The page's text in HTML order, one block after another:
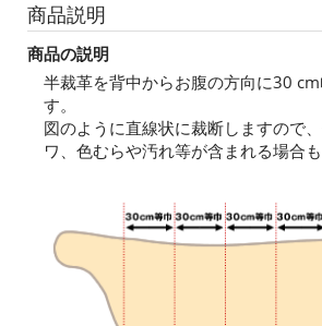
商品説明
商品の説明
半裁革を背中からお腹の方向に30
す。
図のように直線状に裁断しますので
ワ、色むらや汚れ等が含まれる場合も